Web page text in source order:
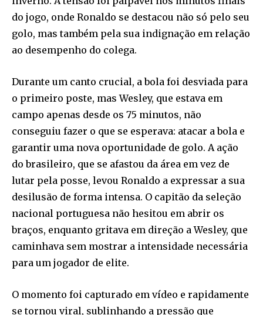
do jogo, onde Ronaldo se destacou não só pelo seu
golo, mas também pela sua indignação em relação
ao desempenho do colega.
Durante um canto crucial, a bola foi desviada para
o primeiro poste, mas Wesley, que estava em
campo apenas desde os 75 minutos, não
conseguiu fazer o que se esperava: atacar a bola e
garantir uma nova oportunidade de golo. A ação
do brasileiro, que se afastou da área em vez de
lutar pela posse, levou Ronaldo a expressar a sua
desilusão de forma intensa. O capitão da seleção
nacional portuguesa não hesitou em abrir os
braços, enquanto gritava em direção a Wesley, que
caminhava sem mostrar a intensidade necessária
para um jogador de elite.
O momento foi capturado em vídeo e rapidamente
se tornou viral, sublinhando a pressão que